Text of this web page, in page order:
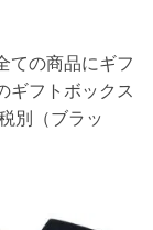
ての商品にギフ
ギフトボックス
別（ブラッ